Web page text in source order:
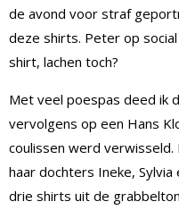
de avond voor straf
deze shirts. Peter op
shirt, lachen toch?
Met veel poespas deed ik
vervolgens op een Hans
coulissen werd
haar dochters Ineke,
drie shirts uit de